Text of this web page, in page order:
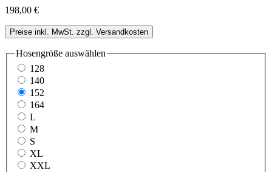
198,00 €
Preise inkl. MwSt. zzgl. Versandkosten
Hosengröße auswählen
128
140
152
164
L
M
S
XL
XXL